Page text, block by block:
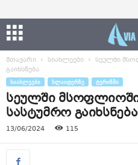
მთავარი სიახლეები
სეულში
გაიხსნება
ᲡᲘᲐᲮᲚᲔᲔᲑᲘ ᲡᲚᲐᲘᲓᲔᲠᲖᲔ ᲢᲣᲠᲘᲖᲛᲘ
სეულში
სასტუმრო გაიხსნება
13/06/2024 115